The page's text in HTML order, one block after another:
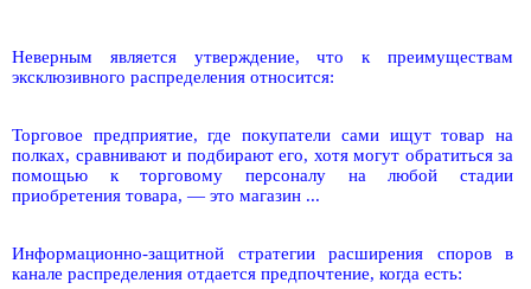
Неверным является утверждение, что к преимуществам
эксклюзивного распределения относится:
Торговое предприятие, где покупатели сами ищут товар на
полках, сравнивают и подбирают его, хотя могут обратиться за
помощью к торговому персоналу на любой стадии
приобретения товара, — это магазин ...
Информационно-защитной стратегии расширения споров в
канале распределения отдается предпочтение, когда есть: